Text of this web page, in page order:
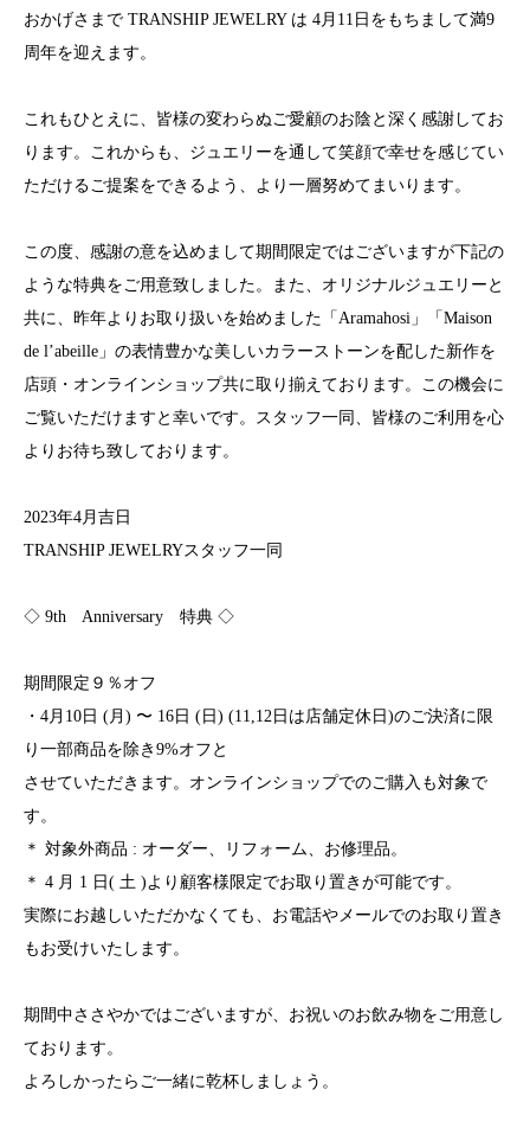
おかげさまで TRANSHIP JEWELRY は 4月11日をもちまして満9
周年を迎えます。
これもひとえに、皆様の変わらぬご愛顧のお陰と深く感謝してお
ります。これからも、ジュエリーを通して笑顔で幸せを感じてい
ただけるご提案をできるよう、より一層努めてまいります。
この度、感謝の意を込めまして期間限定ではございますが下記の
ような特典をご用意致しました。また、オリジナルジュエリーと
共に、昨年よりお取り扱いを始めました「Aramahosi」「Maison
de l’abeille」の表情豊かな美しいカラーストーンを配した新作を
店頭・オンラインショップ共に取り揃えております。この機会に
ご覧いただけますと幸いです。スタッフ一同、皆様のご利用を心
よりお待ち致しております。
2023年4月吉日
TRANSHIP JEWELRYスタッフ一同
◇ 9th Anniversary 特典 ◇
期間限定９％オフ
・4月10日 (月) 〜 16日 (日) (11,12日は店舗定休日)のご決済に限
り一部商品を除き9%オフと
させていただきます。オンラインショップでのご購入も対象で
す。
＊ 対象外商品 : オーダー、リフォーム、お修理品。
＊ 4 月 1 日( 土 )より顧客様限定でお取り置きが可能です。
実際にお越しいただかなくても、お電話やメールでのお取り置き
もお受けいたします。
期間中ささやかではございますが、お祝いのお飲み物をご用意し
ております。
よろしかったらご一緒に乾杯しましょう。